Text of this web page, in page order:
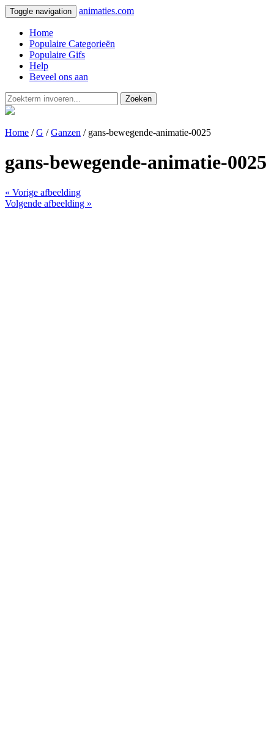
Toggle navigation animaties.com
Home
Populaire Categorieën
Populaire Gifs
Help
Beveel ons aan
Zoeken
Home /G /Ganzen / gans-bewegende-animatie-0025
gans-bewegende-animatie-0025
« Vorige afbeelding
Volgende afbeelding »